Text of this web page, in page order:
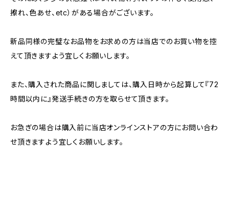
擦れ、色あせ、etc）がある場合がございます。
新品同様の完璧なお品物をお求めの方は当店でのお買い物を控
えて頂きますよう宜しくお願いします。
また、購入された商品に関しましては、購入日時から起算して『72
時間以内に』発送手続きの方を取らせて頂きます。
お急ぎの場合は購入前に当店オンラインストアの方にお問い合わ
せ頂きますよう宜しくお願いします。